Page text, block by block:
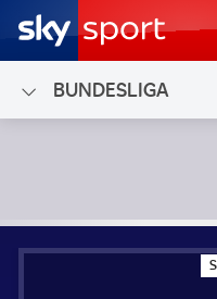
BUNDESLIGA